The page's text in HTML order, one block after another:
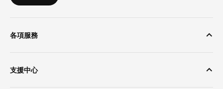
各項服務
支援中心